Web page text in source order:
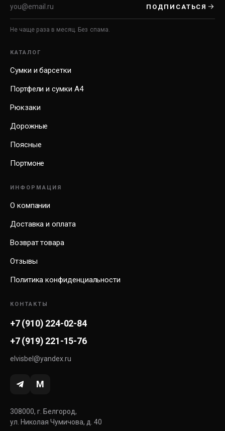
ПОДПИСАТЬСЯ
Не чаще раза в месяц. Без спама.
КАТАЛОГ
Сумки и барсетки
Портфели и сумки А4
Рюкзаки
Дорожные
Поясные
Портмоне
ИНФОРМАЦИЯ
О компании
Доставка и оплата
Возврат товара
Отзывы
Политика конфиденциальности
КОНТАКТЫ
+7 (910) 224-02-84
+7 (919) 221-15-76
elvisbel@yandex.ru
M
308000, г. Белгород,
ул. Николая Чумичова, д. 40